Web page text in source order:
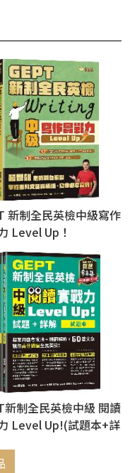
新制全民英檢中級寫作
Level Up！
新制全民英檢中級 閱讀
Level Up!(試題本+詳